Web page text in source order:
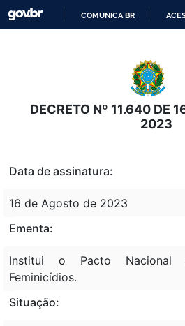
O
COMUNICA BR
DECRETO Nº 11.640 DE
2023
Data de assinatura:
16 de Agosto de 2023
Ementa:
Institui o Pacto Nacional
Feminicídios.
Situação: